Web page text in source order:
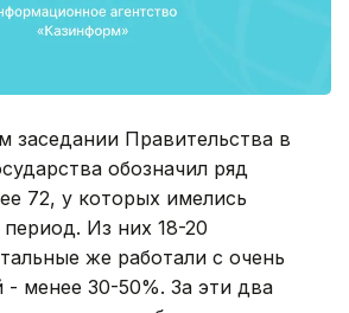
заседании Правительства в
обозначил ряд
72, у которых имелись
Из них 18-20
же работали с очень
- менее 30-50%. За эти два